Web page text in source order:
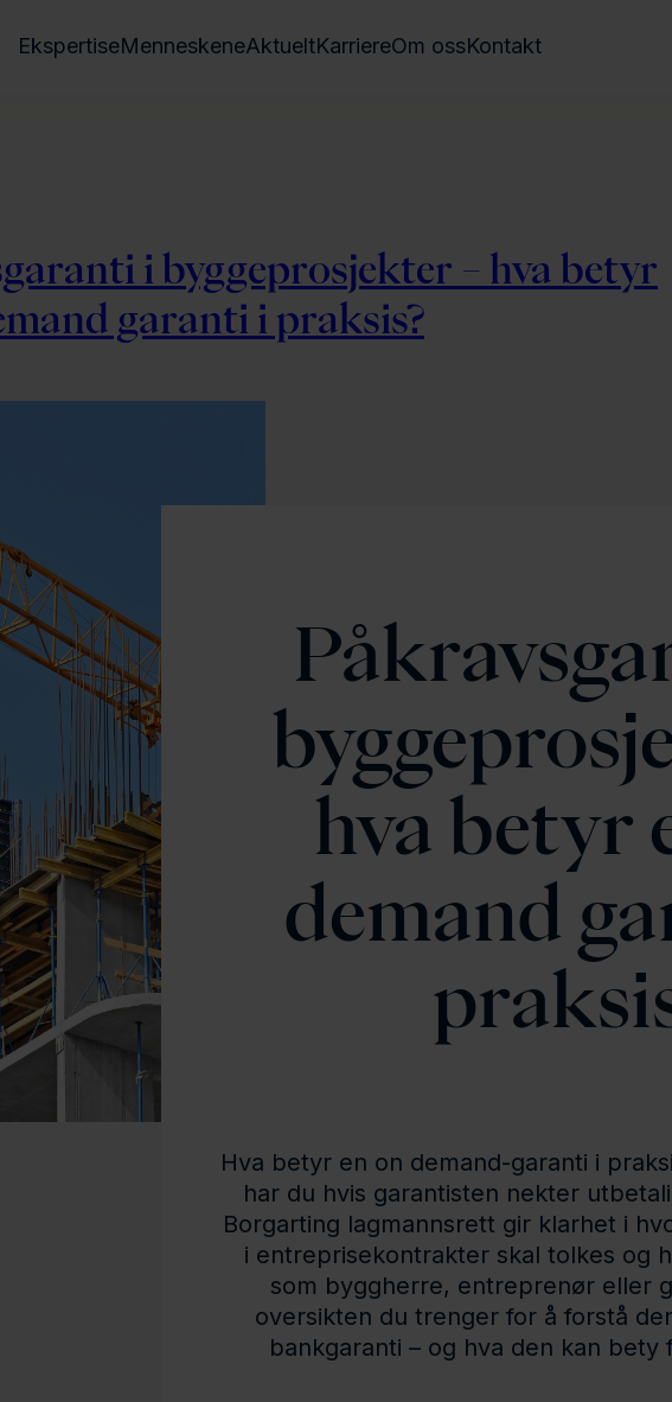
EkspertiseMenneskeneAktueltKarriereOm ossKontakt
i byggeprosjekter – hva betyr
garanti i praksis?
hva betyr
demand
Hva betyr en on demand-garanti i
har du hvis garantisten nekter
Borgarting lagmannsrett gir klarhet i
i entreprisekontrakter skal tolkes og
som byggherre, entreprenør eller
oversikten du trenger for å forstå
bankgaranti – og hva den kan bety